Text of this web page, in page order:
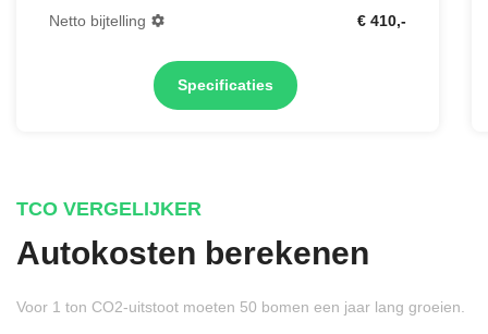
Netto bijtelling € 410,-
Specificaties
TCO VERGELIJKER
Autokosten berekenen
Voor 1 ton CO2-uitstoot moeten 50 bomen een jaar lang groeien.